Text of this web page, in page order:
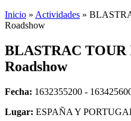
Inicio » Actividades »
Roadshow
BLASTRAC TOUR
Roadshow
Fecha: 1632355200 -
Lugar: ESPAÑA Y